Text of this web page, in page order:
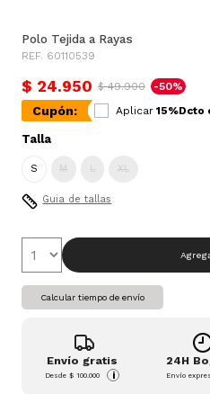
Polo Tejida a Rayas
REF. 60110539
$ 24.950 $ 49.900 -50%
Cupón: Aplicar 15%Dcto
Talla
S M L XL
Guia de tallas
Calcular tiempo de envío
Envío gratis
Desde$ 100.000 i
24H
Envío